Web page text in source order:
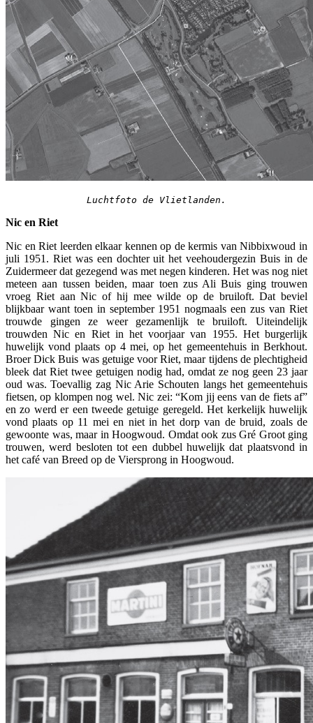
Luchtfoto de Vlietlanden.
Nic en Riet
Nic en Riet leerden elkaar kennen op de kermis van Nibbixwoud in
juli 1951. Riet was een dochter uit het veehoudergezin Buis in de
Zuidermeer dat gezegend was met negen kinderen. Het was nog niet
meteen aan tussen beiden, maar toen zus Ali Buis ging trouwen
vroeg Riet aan Nic of hij mee wilde op de bruiloft. Dat beviel
blijkbaar want toen in september 1951 nogmaals een zus van Riet
trouwde gingen ze weer gezamenlijk te bruiloft. Uiteindelijk
trouwden Nic en Riet in het voorjaar van 1955. Het burgerlijk
huwelijk vond plaats op 4 mei, op het gemeentehuis in Berkhout.
Broer Dick Buis was getuige voor Riet, maar tijdens de plechtigheid
bleek dat Riet twee getuigen nodig had, omdat ze nog geen 23 jaar
oud was. Toevallig zag Nic Arie Schouten langs het gemeentehuis
fietsen, op klompen nog wel. Nic zei: “Kom jij eens van de fiets af”
en zo werd er een tweede getuige geregeld. Het kerkelijk huwelijk
vond plaats op 11 mei en niet in het dorp van de bruid, zoals de
gewoonte was, maar in Hoogwoud. Omdat ook zus Gré Groot ging
trouwen, werd besloten tot een dubbel huwelijk dat plaatsvond in
het café van Breed op de Viersprong in Hoogwoud.